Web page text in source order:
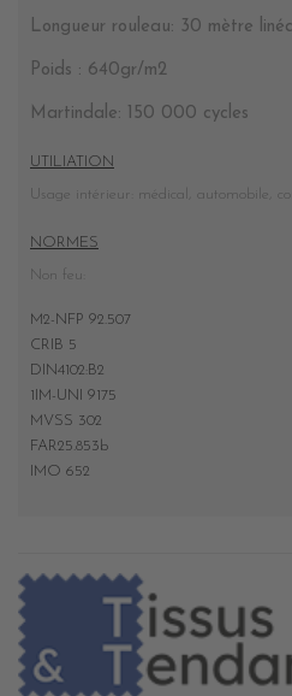
Longueur rouleau: 30 mètre
Poids : 640gr/m2
Martindale: 150 000 cycles
UTILIATION
Usage intérieur: médical, automobile,
NORMES
Non feu:
M2-NFP 92.507
CRIB 5
DIN4102:B2
1IM-UNI 9175
MVSS 302
FAR25.853b
IMO 652